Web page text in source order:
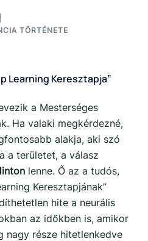
TÖRTÉNETE
Learning Keresztapja”
a Mesterséges
Ha valaki megkérdezné,
alakja, aki szó
a területet, a válasz
lenne. Ő az a tudós,
Keresztapjának”
hite a neurális
az időkben is, amikor
nagy része hitetlenkedve